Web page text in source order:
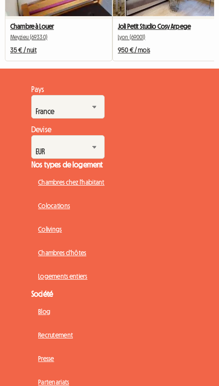
Chambre à Louer
Meyzieu (69330)
35 € / nuit
Joli Petit Studio Cosy Arpege
Lyon (69001)
950 € / mois
Pays
Devise
Nos types de logement
Chambres chez l'habitant
Colocations
Colivings
Chambres d'hôtes
Logements entiers
Société
Blog
Recrutement
Presse
Partenariats